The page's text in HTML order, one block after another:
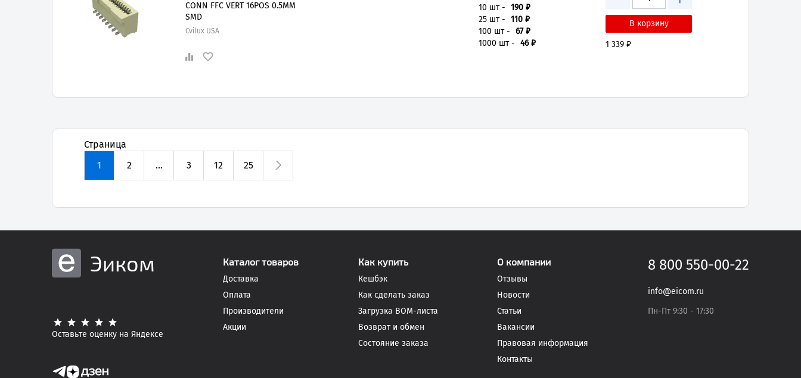
CONN FFC VERT 16POS 0.5MM
SMD
Cvilux USA
10 шт - 190 ₽
25 шт - 110 ₽
100 шт - 67 ₽
1000 шт - 46 ₽ 1 339 ₽
Страница
1
2 ... 3 12 25
Эиком
Оставьте оценку на Яндексе
Каталог товаров
Доставка
Оплата
Производители
Акции
Как купить
Кешбэк
Как сделать заказ
Загрузка BOM-листа
Возврат и обмен
Состояние заказа
О компании
Отзывы
Новости
Статьи
Вакансии
Правовая информация
Контакты
8 800 550-00-22
info@eicom.ru
Пн-Пт 9:30 - 17:30